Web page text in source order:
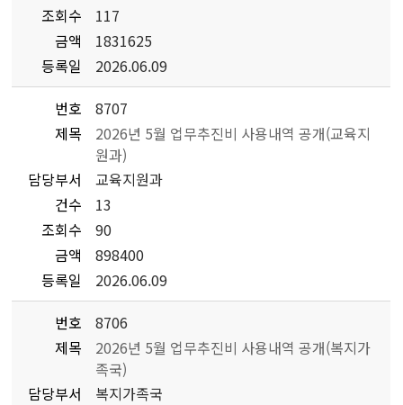
조회수
117
금액
1831625
등록일
2026.06.09
번호
8707
제목
2026년 5월 업무추진비 사용내역 공개(교육지
원과)
담당부서
교육지원과
건수
13
조회수
90
금액
898400
등록일
2026.06.09
번호
8706
제목
2026년 5월 업무추진비 사용내역 공개(복지가
족국)
담당부서
복지가족국